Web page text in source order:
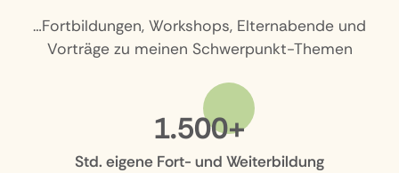
…Fortbildungen, Workshops, Elternabende und
Vorträge zu meinen Schwerpunkt-Themen
1.500+
Std. eigene Fort- und Weiterbildung